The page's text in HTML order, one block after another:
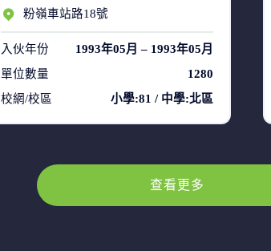
粉嶺車站路18號
入伙年份
1993年05月 – 1993年05月
單位數量
1280
校網/校區
小學:81 / 中學:北區
查看更多